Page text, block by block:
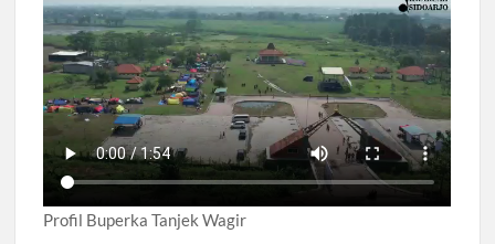
Profil Buperka Tanjek Wagir